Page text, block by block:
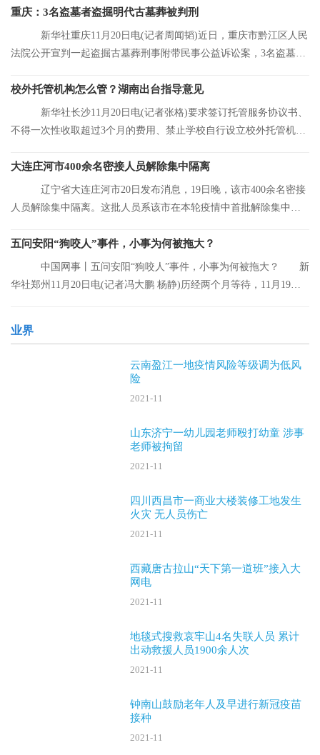
重庆：3名盗墓者盗掘明代古墓葬被判刑
新华社重庆11月20日电(记者周闻韬)近日，重庆市黔江区人民
法院公开宣判一起盗掘古墓葬刑事附带民事公益诉讼案，3名盗墓者
校外托管机构怎么管？湖南出台指导意见
新华社长沙11月20日电(记者张格)要求签订托管服务协议书、
不得一次性收取超过3个月的费用、禁止学校自行设立校外托管机
大连庄河市400余名密接人员解除集中隔离
辽宁省大连庄河市20日发布消息，19日晚，该市400余名密接
人员解除集中隔离。这批人员系该市在本轮疫情中首批解除集中隔
五问安阳“狗咬人”事件，小事为何被拖大？
中国网事丨五问安阳“狗咬人”事件，小事为何被拖大？ 新
华社郑州11月20日电(记者冯大鹏 杨静)历经两个月等待，11月19日
业界
云南盈江一地疫情风险等级调为低风
险
2021-11
山东济宁一幼儿园老师殴打幼童 涉事
老师被拘留
2021-11
四川西昌市一商业大楼装修工地发生
火灾 无人员伤亡
2021-11
西藏唐古拉山“天下第一道班”接入大
网电
2021-11
地毯式搜救哀牢山4名失联人员 累计
出动救援人员1900余人次
2021-11
钟南山鼓励老年人及早进行新冠疫苗
接种
2021-11